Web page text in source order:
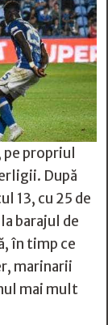
pe propriul
După
13, cu 25 de
barajul de
în timp ce
marinarii
mai mult